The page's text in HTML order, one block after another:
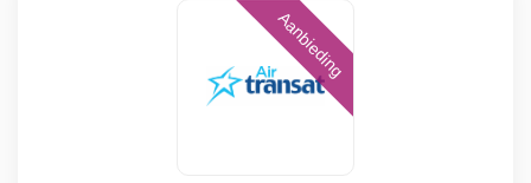
Aanbieding